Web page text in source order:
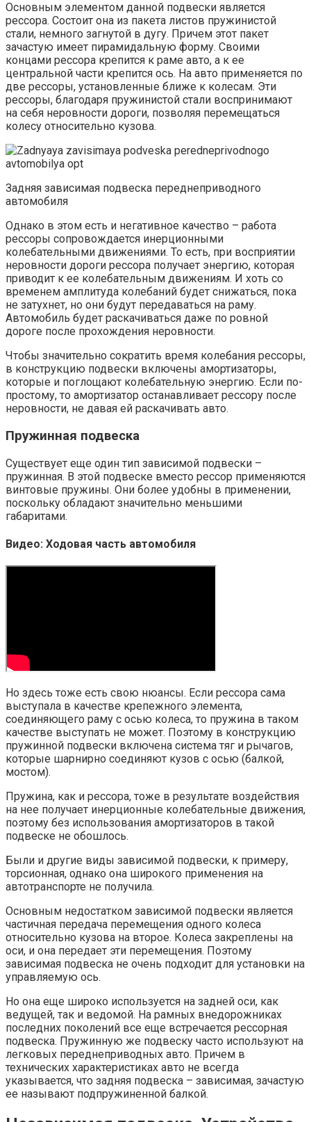
Основным элементом данной подвески является
рессора. Состоит она из пакета листов пружинистой
стали, немного загнутой в дугу. Причем этот пакет
зачастую имеет пирамидальную форму. Своими
концами рессора крепится к раме авто, а к ее
центральной части крепится ось. На авто применяется по
две рессоры, установленные ближе к колесам. Эти
рессоры, благодаря пружинистой стали воспринимают
на себя неровности дороги, позволяя перемещаться
колесу относительно кузова.
Задняя зависимая подвеска переднеприводного
автомобиля
Однако в этом есть и негативное качество – работа
рессоры сопровождается инерционными
колебательными движениями. То есть, при восприятии
неровности дороги рессора получает энергию, которая
приводит к ее колебательным движениям. И хоть со
временем амплитуда колебаний будет снижаться, пока
не затухнет, но они будут передаваться на раму.
Автомобиль будет раскачиваться даже по ровной
дороге после прохождения неровности.
Чтобы значительно сократить время колебания рессоры,
в конструкцию подвески включены амортизаторы,
которые и поглощают колебательную энергию. Если по-
простому, то амортизатор останавливает рессору после
неровности, не давая ей раскачивать авто.
Пружинная подвеска
Существует еще один тип зависимой подвески –
пружинная. В этой подвеске вместо рессор применяются
винтовые пружины. Они более удобны в применении,
поскольку обладают значительно меньшими
габаритами.
Видео: Ходовая часть автомобиля
Но здесь тоже есть свою нюансы. Если рессора сама
выступала в качестве крепежного элемента,
соединяющего раму с осью колеса, то пружина в таком
качестве выступать не может. Поэтому в конструкцию
пружинной подвески включена система тяг и рычагов,
которые шарнирно соединяют кузов с осью (балкой,
мостом).
Пружина, как и рессора, тоже в результате воздействия
на нее получает инерционные колебательные движения,
поэтому без использования амортизаторов в такой
подвеске не обошлось.
Были и другие виды зависимой подвески, к примеру,
торсионная, однако она широкого применения на
автотранспорте не получила.
Основным недостатком зависимой подвески является
частичная передача перемещения одного колеса
относительно кузова на второе. Колеса закреплены на
оси, и она передает эти перемещения. Поэтому
зависимая подвеска не очень подходит для установки на
управляемую ось.
Но она еще широко используется на задней оси, как
ведущей, так и ведомой. На рамных внедорожниках
последних поколений все еще встречается рессорная
подвеска. Пружинную же подвеску часто используют на
легковых переднеприводных авто. Причем в
технических характеристиках авто не всегда
указывается, что задняя подвеска – зависимая, зачастую
ее называют подпружиненной балкой.